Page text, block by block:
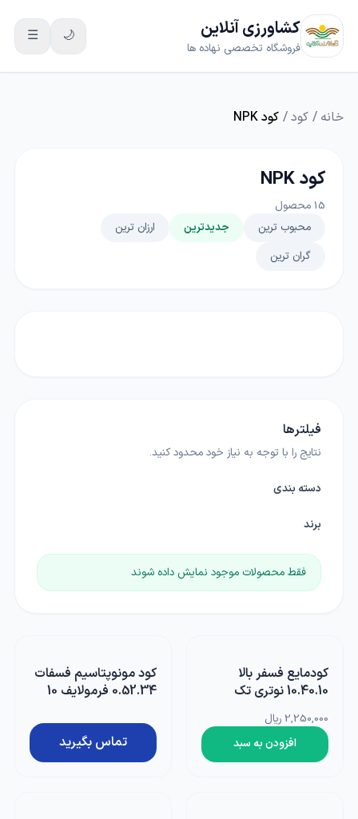
کشاورزی آنلاین
فروشگاه تخصصی نهاده ها
🌙
☰
خانه / کود/ کود NPK
کود NPK
15محصول
محبوب ترین
جدیدترین
ارزان ترین
گران ترین
فیلترها
نتایج را با توجه به نیاز خود محدود کنید.
دسته بندی
برند
فقط محصولات موجود نمایش داده شوند
کودمایع فسفر بالا
10.40.10 نوتری تک
بازارگان کالا یک لیتری
2,250,000 ریال
افزودن به سبد
کود مونوپتاسیم فسفات
0.52.34 فرمولایف 10
تماس بگیرید